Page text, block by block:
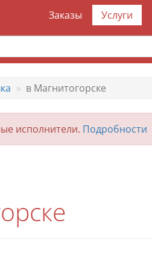
Заказы Услуги
в Магнитогорске
исполнители. Подробности